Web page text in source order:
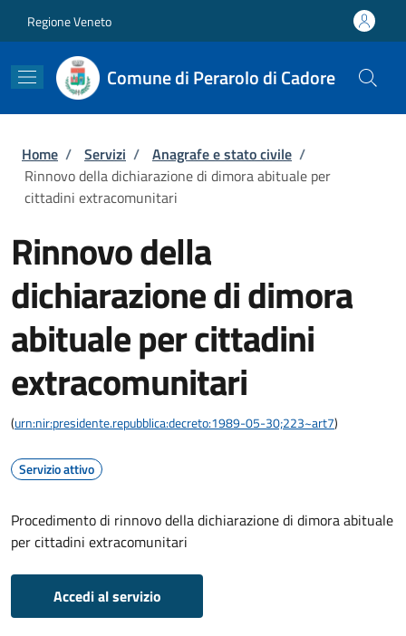
Regione Veneto
Comune di Perarolo di Cadore
Briciole di pane
Home / Servizi / Anagrafe e stato civile /
Rinnovo della dichiarazione di dimora abituale per
cittadini extracomunitari
Rinnovo della
dichiarazione di dimora
abituale per cittadini
extracomunitari
(urn:nir:presidente.repubblica:decreto:1989-05-30;223~art7)
Servizio attivo
Procedimento di rinnovo della dichiarazione di dimora abituale
per cittadini extracomunitari
Accedi al servizio